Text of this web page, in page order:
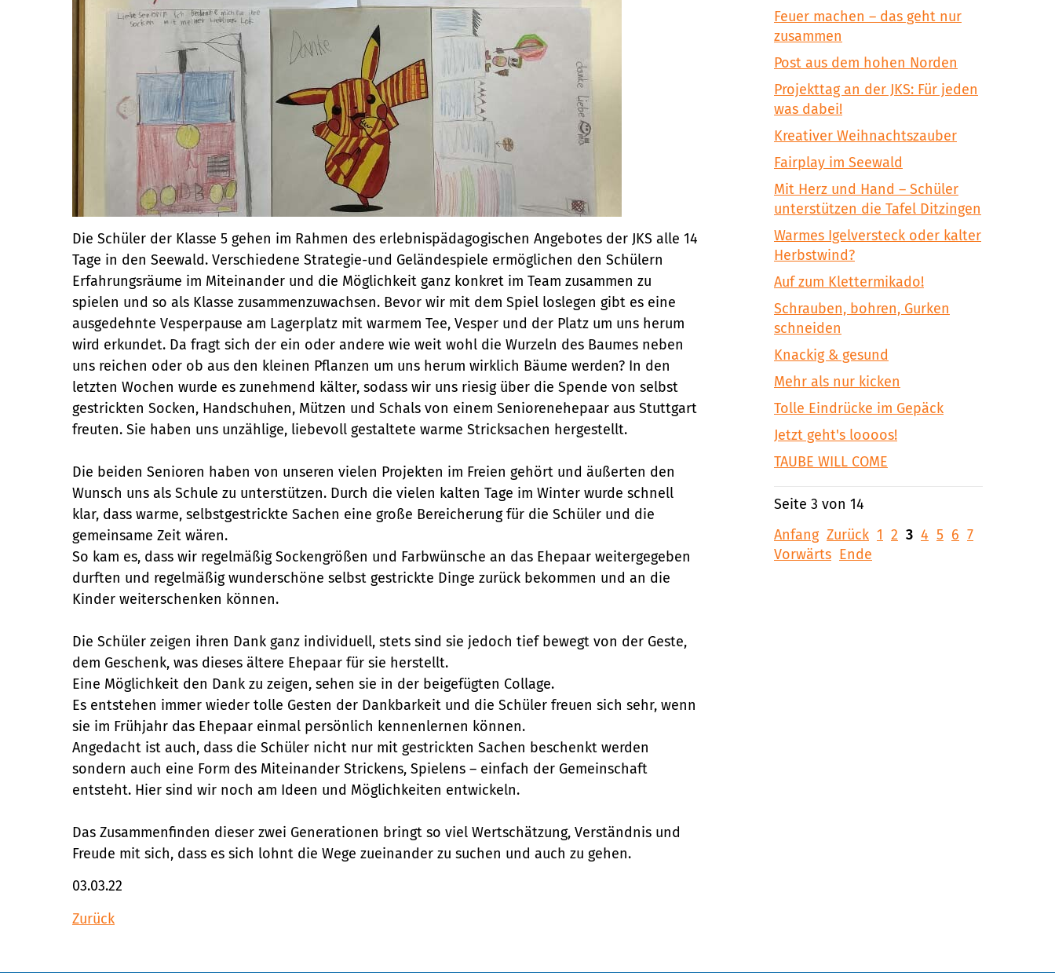
Die Schüler der Klasse 5 gehen im Rahmen des erlebnispädagogischen Angebotes der JKS alle 14
Tage in den Seewald. Verschiedene Strategie-und Geländespiele ermöglichen den Schülern
Erfahrungsräume im Miteinander und die Möglichkeit ganz konkret im Team zusammen zu
spielen und so als Klasse zusammenzuwachsen. Bevor wir mit dem Spiel loslegen gibt es eine
ausgedehnte Vesperpause am Lagerplatz mit warmem Tee, Vesper und der Platz um uns herum
wird erkundet. Da fragt sich der ein oder andere wie weit wohl die Wurzeln des Baumes neben
uns reichen oder ob aus den kleinen Pflanzen um uns herum wirklich Bäume werden? In den
letzten Wochen wurde es zunehmend kälter, sodass wir uns riesig über die Spende von selbst
gestrickten Socken, Handschuhen, Mützen und Schals von einem Seniorenehepaar aus Stuttgart
freuten. Sie haben uns unzählige, liebevoll gestaltete warme Stricksachen hergestellt.
Die beiden Senioren haben von unseren vielen Projekten im Freien gehört und äußerten den
Wunsch uns als Schule zu unterstützen. Durch die vielen kalten Tage im Winter wurde schnell
klar, dass warme, selbstgestrickte Sachen eine große Bereicherung für die Schüler und die
gemeinsame Zeit wären.
So kam es, dass wir regelmäßig Sockengrößen und Farbwünsche an das Ehepaar weitergegeben
durften und regelmäßig wunderschöne selbst gestrickte Dinge zurück bekommen und an die
Kinder weiterschenken können.
Die Schüler zeigen ihren Dank ganz individuell, stets sind sie jedoch tief bewegt von der Geste,
dem Geschenk, was dieses ältere Ehepaar für sie herstellt.
Eine Möglichkeit den Dank zu zeigen, sehen sie in der beigefügten Collage.
Es entstehen immer wieder tolle Gesten der Dankbarkeit und die Schüler freuen sich sehr, wenn
sie im Frühjahr das Ehepaar einmal persönlich kennenlernen können.
Angedacht ist auch, dass die Schüler nicht nur mit gestrickten Sachen beschenkt werden
sondern auch eine Form des Miteinander Strickens, Spielens – einfach der Gemeinschaft
entsteht. Hier sind wir noch am Ideen und Möglichkeiten entwickeln.
Das Zusammenfinden dieser zwei Generationen bringt so viel Wertschätzung, Verständnis und
Freude mit sich, dass es sich lohnt die Wege zueinander zu suchen und auch zu gehen.
03.03.22
Zurück
Feuer machen – das geht nur
zusammen
Post aus dem hohen Norden
Projekttag an der JKS: Für jeden
was dabei!
Kreativer Weihnachtszauber
Fairplay im Seewald
Mit Herz und Hand – Schüler
unterstützen die Tafel Ditzingen
Warmes Igelversteck oder kalter
Herbstwind?
Auf zum Klettermikado!
Schrauben, bohren, Gurken
schneiden
Knackig & gesund
Mehr als nur kicken
Tolle Eindrücke im Gepäck
Jetzt geht's loooos!
TAUBE WILL COME
Seite 3 von 14
Anfang Zurück 1 2 3 4 5 6 7
Vorwärts Ende